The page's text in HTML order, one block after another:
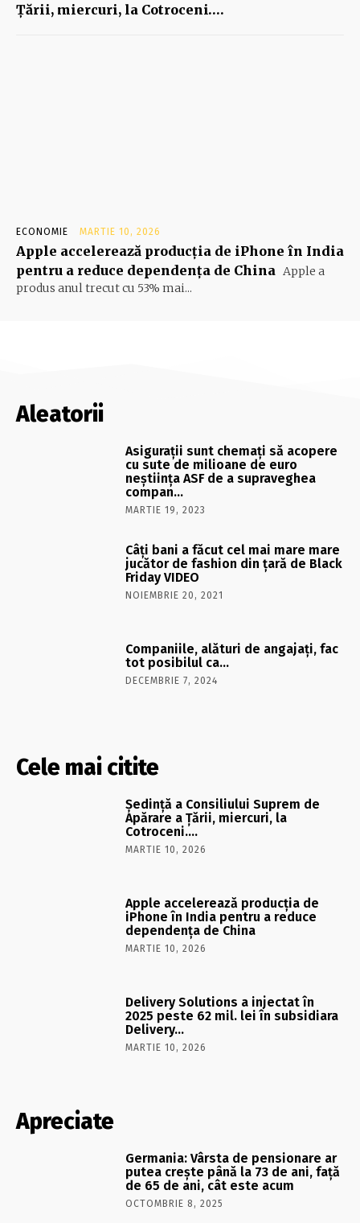
Ţării, miercuri, la Cotroceni….
ECONOMIE MARTIE 10, 2026
Apple accelerează producția de iPhone în India
pentru a reduce dependența de China Apple a
produs anul trecut cu 53% mai...
Aleatorii
Asiguraţii sunt chemaţi să acopere
cu sute de milioane de euro
neştiinţa ASF de a supraveghea
compan…
MARTIE 19, 2023
Câţi bani a făcut cel mai mare mare
jucător de fashion din ţară de Black
Friday VIDEO
NOIEMBRIE 20, 2021
Companiile, alături de angajaţi, fac
tot posibilul ca…
DECEMBRIE 7, 2024
Cele mai citite
Şedinţă a Consiliului Suprem de
Apărare a Ţării, miercuri, la
Cotroceni….
MARTIE 10, 2026
Apple accelerează producția de
iPhone în India pentru a reduce
dependența de China
MARTIE 10, 2026
Delivery Solutions a injectat în
2025 peste 62 mil. lei în subsidiara
Delivery…
MARTIE 10, 2026
Apreciate
Germania: Vârsta de pensionare ar
putea crește până la 73 de ani, față
de 65 de ani, cât este acum
OCTOMBRIE 8, 2025